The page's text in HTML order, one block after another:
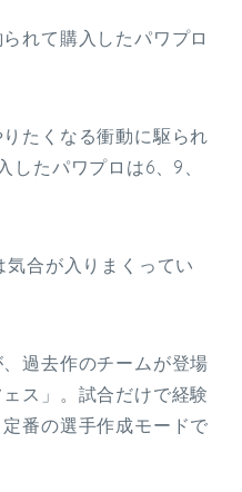
れて購入したパワプロ
たくなる衝動に駆られ
したパワプロは6、9、
合が入りまくってい
過去作のチームが登場
ス」。試合だけで経験
番の選手作成モードで